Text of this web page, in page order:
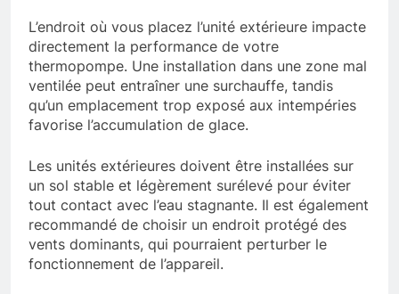
L’endroit où vous placez l’unité extérieure impacte
directement la performance de votre
thermopompe. Une installation dans une zone mal
ventilée peut entraîner une surchauffe, tandis
qu’un emplacement trop exposé aux intempéries
favorise l’accumulation de glace.
Les unités extérieures doivent être installées sur
un sol stable et légèrement surélevé pour éviter
tout contact avec l’eau stagnante. Il est également
recommandé de choisir un endroit protégé des
vents dominants, qui pourraient perturber le
fonctionnement de l’appareil.